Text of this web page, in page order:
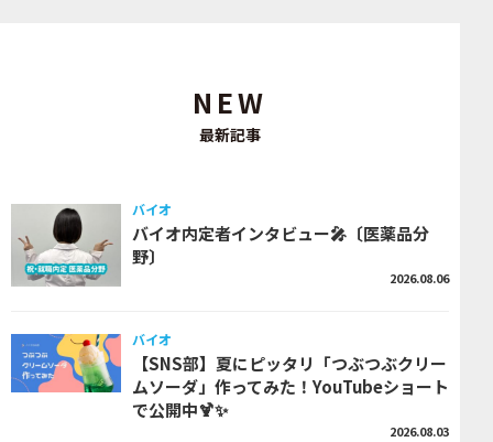
NEW
最新記事
バイオ
バイオ内定者インタビュー🎤〔医薬品分
野〕
2026.08.06
バイオ
【SNS部】夏にピッタリ「つぶつぶクリー
ムソーダ」作ってみた！YouTubeショート
で公開中🍹✨
2026.08.03